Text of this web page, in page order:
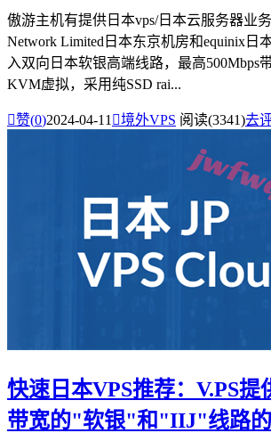
傲游主机有提供日本vps/日本云服务器业
Network Limited日本东京机房和equinix日
入双向日本软银高端线路，最高500Mbps
KVM虚拟，采用纯SSD rai...
赞(0)2024-04-11 境外VPS 阅读(3341)去
快速日本VPS推荐：V.PS提
带宽的"软银"和"IIJ"线路的